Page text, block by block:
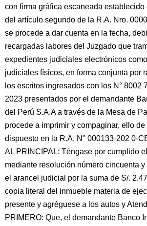
con firma gráfica escaneada establecido
del artículo segundo de la R.A. Nro.
se procede a dar cuenta en la fecha,
recargadas labores del Juzgado que
expedientes judiciales electrónicos
judiciales físicos, en forma conjunta por
los escritos ingresados con los N° 8002
2023 presentados por el demandante
del Perú S.A.A a través de la Mesa de
procede a imprimir y compaginar, ello
dispuesto en la R.A. N° 000133-202 0-
AL PRINCIPAL: Téngase por cumplido
mediante resolución número cincuenta
el arancel judicial por la suma de S/.
copia literal del inmueble materia de
presente y agréguese a los autos y
PRIMERO: Que, el demandante Banco